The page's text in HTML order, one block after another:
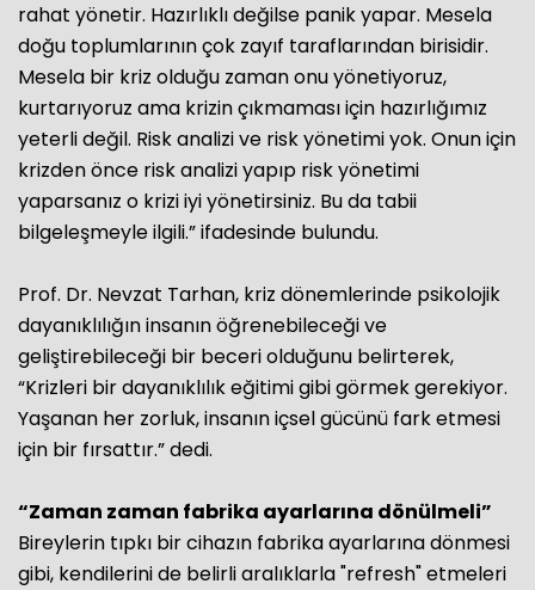
rahat yönetir. Hazırlıklı değilse panik yapar. Mesela
doğu toplumlarının çok zayıf taraflarından birisidir.
Mesela bir kriz olduğu zaman onu yönetiyoruz,
kurtarıyoruz ama krizin çıkmaması için hazırlığımız
yeterli değil. Risk analizi ve risk yönetimi yok. Onun için
krizden önce risk analizi yapıp risk yönetimi
yaparsanız o krizi iyi yönetirsiniz. Bu da tabii
bilgeleşmeyle ilgili.” ifadesinde bulundu.
Prof. Dr. Nevzat Tarhan, kriz dönemlerinde psikolojik
dayanıklılığın insanın öğrenebileceği ve
geliştirebileceği bir beceri olduğunu belirterek,
“Krizleri bir dayanıklılık eğitimi gibi görmek gerekiyor.
Yaşanan her zorluk, insanın içsel gücünü fark etmesi
için bir fırsattır.” dedi.
“Zaman zaman fabrika ayarlarına dönülmeli”
Bireylerin tıpkı bir cihazın fabrika ayarlarına dönmesi
gibi, kendilerini de belirli aralıklarla "refresh" etmeleri